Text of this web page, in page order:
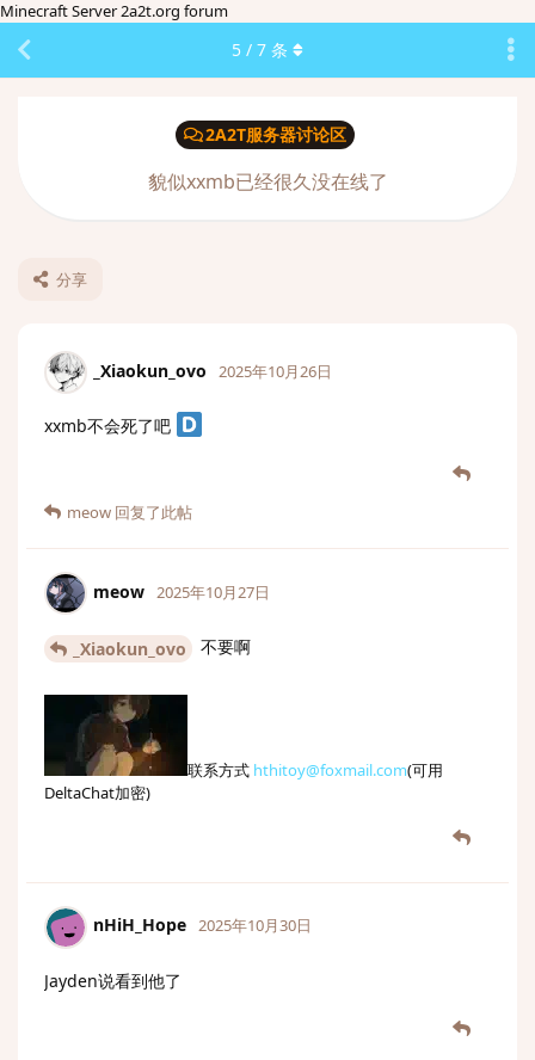
Minecraft Server 2a2t.org forum
2A2T服务器讨论区
貌似xxmb已经很久没在线了
分享
5 / 7 条
_Xiaokun_ovo 2025年10月26日
xxmb不会死了吧
meow 回复了此帖
meow 2025年10月27日
_Xiaokun_ovo 不要啊
联系方式 hthitoy@foxmail.com(可用
DeltaChat加密)
nHiH_Hope 2025年10月30日
Jayden说看到他了